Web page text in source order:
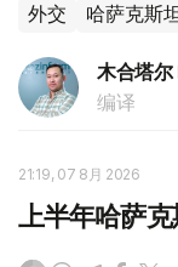
外交 哈萨克斯
木合塔尔
编译
21:19, 07 8月 2026
上半年哈萨